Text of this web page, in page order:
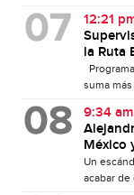
12:21
la Ruta
suma
9:34 am
México
Un
acabar de